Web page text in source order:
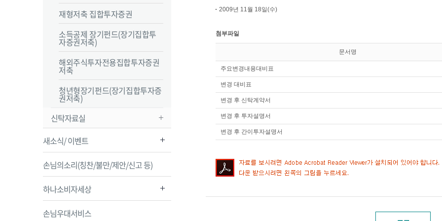
재형저축 집합투자증권
소득공제 장기펀드(장기집합투
자증권저축)
해외주식투자전용집합투자증권
저축
청년형장기펀드(장기집합투자증
권저축)
신탁자료실
새소식/ 이벤트
손님의소리(칭찬/불만/제안/신고 등)
하나소비자세상
손님우대서비스
2009년 11월 18일(수)
첨부파일
문서명
주요변경내용대비표
변경 대비표
변경 후 신탁계약서
변경 후 투자설명서
변경 후 간이투자설명서